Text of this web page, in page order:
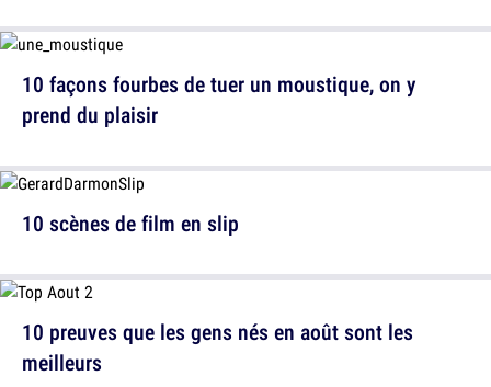
10 façons fourbes de tuer un moustique, on y
prend du plaisir
10 preuves que les gens nés en août sont les
meilleurs
10 scènes de film en slip